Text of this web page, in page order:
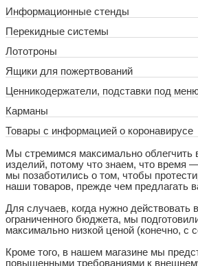
Информационные стенды
Перекидные системы
Лототроны
Ящики для пожертвований
Ценникодержатели, подставки под
Карманы
Товары с информацией о коронавирусе
Мы стремимся максимально облегчить
изделий, потому что знаем, что время
мы позаботились о том, чтобы
наши товаров, прежде чем предлагать
Для случаев, когда нужно действовать
ограниченного бюджета, мы
максимально низкой ценой (конечно, с
Кроме того, в нашем магазине мы
повышенными требованиями к